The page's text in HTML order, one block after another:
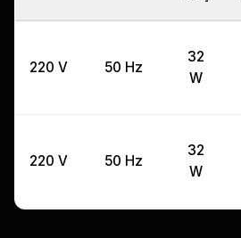
220 V 50 Hz
32
W
220 V 50 Hz
32
W